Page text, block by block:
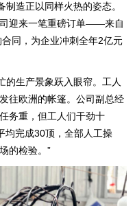
造正以同样火热的姿态。
迎来一笔重磅订单——来自
同，为企业冲刺全年2亿元
的生产景象跃入眼帘。工人
往欧洲的帐篷。公司副总经
务重，但工人们干劲十
均完成30顶，全部人工操
的检验。”